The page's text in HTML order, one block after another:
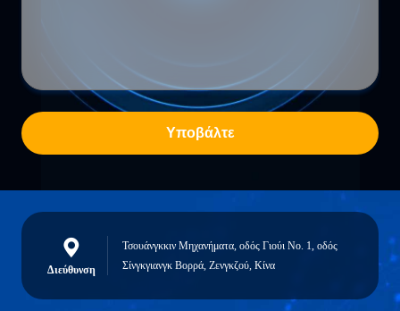
Υποβάλτε
Διεύθυνση
Τσουάνγκκιν Μηχανήματα, οδός Γιούι Νο. 1, οδός
Σίνγκγιανγκ Βορρά, Ζενγκζού, Κίνα